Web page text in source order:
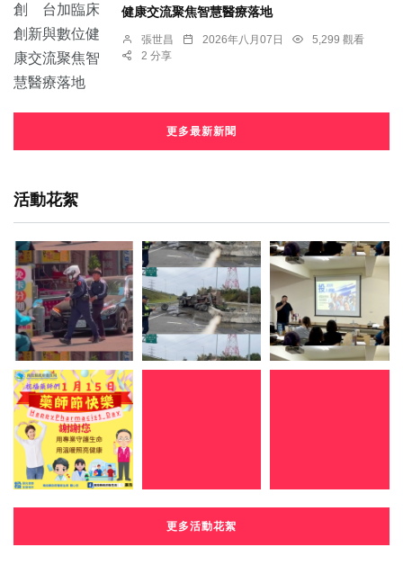
健康交流聚焦智慧醫療落地
張世昌 2026年八月07日
5,299 觀看
2 分享
更多最新新聞
活動花絮
更多活動花絮